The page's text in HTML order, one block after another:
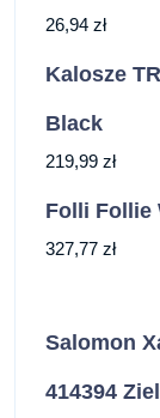
26,94 zł
Kalosze
Black
219,99 zł
Folli Follie
327,77 zł
Salomon
414394